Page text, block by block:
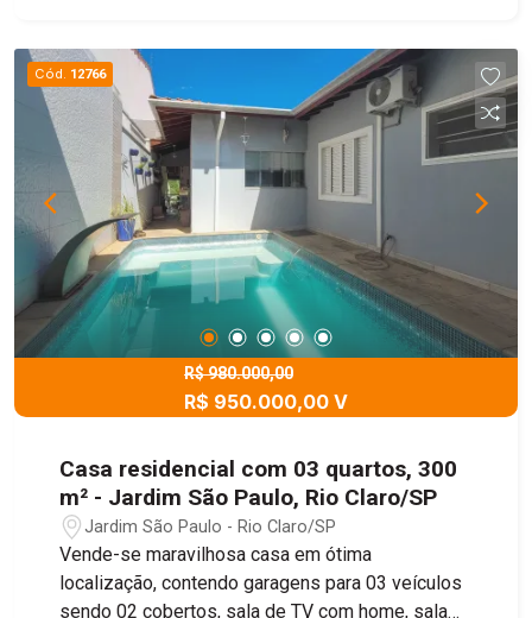
bem posicionada, facilitando a rotina doméstica,
e se integra de forma harmoniosa à sala de jantar,
criando um espaço agradável para as refeições e
momentos em família. Na parte frontal da
residência, há um salão comercial que amplia as
possibilidades de uso do imóvel, seja para fins
comerciais ou até mesmo como fonte de renda.
Esse espaço conta com três vagas de garagem,
oferecendo comodidade para clientes ou
moradores, além de dispor de dois banheiros,
garantindo praticidade e funcionalidade para o dia
a dia do ambiente.
Cód. 12766
R$ 980.000,00
R$ 950.000,00 V
Casa residencial com 03 quartos, 300
m² - Jardim São Paulo, Rio Claro/SP
Jardim São Paulo - Rio Claro/SP
Vende-se maravilhosa casa em ótima
localização, contendo garagens para 03 veículos
sendo 02 cobertos, sala de TV com home, sala